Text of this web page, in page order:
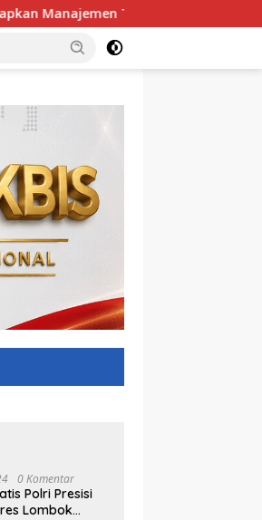
Talenta ASN, BKN Beri Sinyal Hijau
0 Komentar
Polri Presisi
Lombok